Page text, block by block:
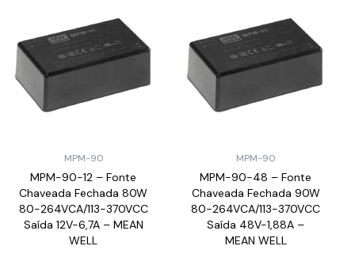
MPM-90
MPM-90-12 – Fonte
Chaveada Fechada 80W
80-264VCA/113-370VCC
Saída 12V-6,7A – MEAN
WELL
MPM-90
MPM-90-48 – Fonte
Chaveada Fechada 90W
80-264VCA/113-370VCC
Saída 48V-1,88A –
MEAN WELL